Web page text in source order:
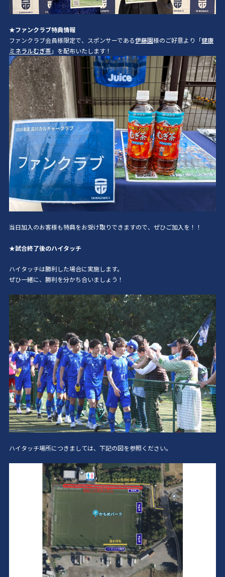
★ファンクラブ特典情報
ファンクラブ会員様限定で、スポンサーである伊藤園様のご好意より「健康
ミネラルむぎ茶 」を配布いたします！
当日加入のお客様も特典をお受け取りできますので、ぜひご加入を！！
★試合終了後のハイタッチ
ハイタッチは勝利した場合に実施します。
ぜひ一緒に、勝利を分かち合いましょう！
ハイタッチ場所につきましては、下記の図を参照ください。